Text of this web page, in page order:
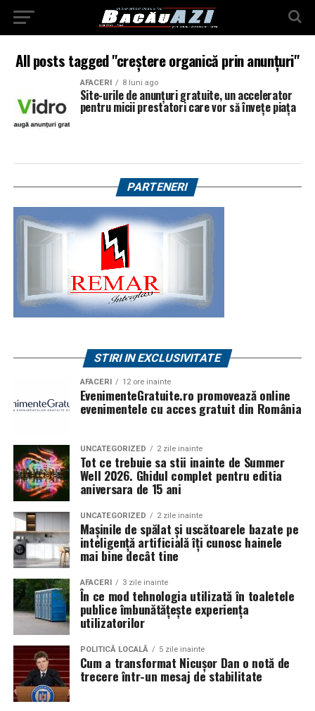
All posts tagged "creștere organică prin anunțuri"
AFACERI 8 luni ago
Site-urile de anunțuri gratuite, un accelerator
pentru micii prestatori care vor să învețe piața
PARTENERI
STIRI IN EXCLUSIVITATE
AFACERI 12 ore inainte
EvenimenteGratuite.ro promovează online
evenimentele cu acces gratuit din România
UNCATEGORIZED 2 zile inainte
Tot ce trebuie sa stii inainte de Summer
Well 2026. Ghidul complet pentru editia
aniversara de 15 ani
UNCATEGORIZED 2 zile inainte
Mașinile de spălat și uscătoarele bazate pe
inteligență artificială îți cunosc hainele
mai bine decât tine
AFACERI 3 zile inainte
În ce mod tehnologia utilizată în toaletele
publice îmbunătățește experiența
utilizatorilor
POLITICĂ LOCALĂ 5 zile inainte
Cum a transformat Nicușor Dan o notă de
trecere într-un mesaj de stabilitate